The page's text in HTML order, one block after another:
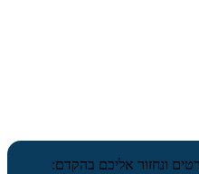
ונחזור אליכם בהקדם: